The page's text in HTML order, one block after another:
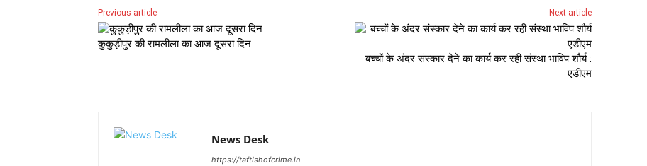
Previous article
कुकुड़ीपुर की रामलीला का आज दूसरा दिन
Next article
बच्चों के अंदर संस्कार देने का कार्य कर रही संस्था भाविप शौर्य :
एडीएम
News Desk
https://taftishofcrime.in